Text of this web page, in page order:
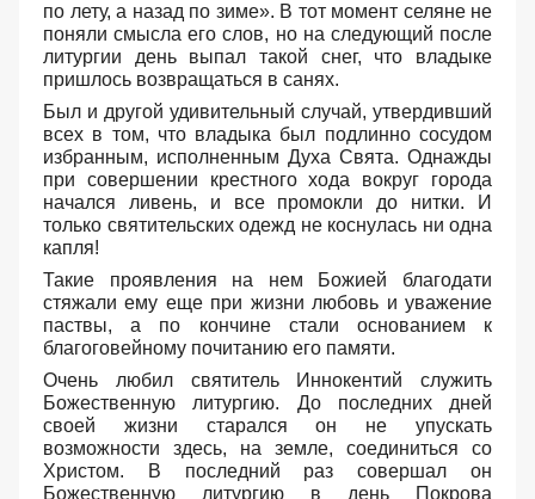
по лету, а назад по зиме». В тот момент селяне не
поняли смысла его слов, но на следующий после
литургии день выпал такой снег, что владыке
пришлось возвращаться в санях.
Был и другой удивительный случай, утвердивший
всех в том, что владыка был подлинно сосудом
избранным, исполненным Духа Свята. Однажды
при совершении крестного хода вокруг города
начался ливень, и все промокли до нитки. И
только святительских одежд не коснулась ни одна
капля!
Такие проявления на нем Божией благодати
стяжали ему еще при жизни любовь и уважение
паствы, а по кончине стали основанием к
благоговейному почитанию его памяти.
Очень любил святитель Иннокентий служить
Божественную литургию. До последних дней
своей жизни старался он не упускать
возможности здесь, на земле, соединиться со
Христом. В последний раз совершал он
Божественную литургию в день Покрова